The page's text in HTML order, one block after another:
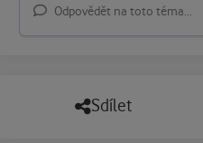
Odpovědět na toto téma...
Sdílet